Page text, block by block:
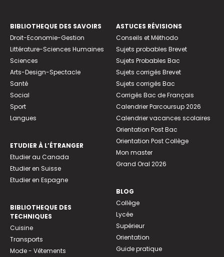
BIBLIOTHEQUE DES SAVOIRS
Droit-Economie-Gestion
Littérature-Sciences Humaines
Sciences
Arts-Design-Spectacle
Santé
Social
Sport
Langues
ETUDIER À L’ÉTRANGER
Etudier au Canada
Etudier en Suisse
Etudier en Espagne
BIBLIOTHEQUE DES
TECHNIQUES
Cuisine
Transports
Mode - Vêtements
ASTUCES RÉVISIONS
Conseils et Méthodo
Sujets probables Brevet
Sujets Probables Bac
Sujets corrigés Brevet
Sujets corrigés Bac
Corrigés Bac de Français
Calendrier Parcoursup 2026
Calendrier vacances scolaires
Orientation Post Bac
Orientation Post Collège
Mon master
Grand Oral 2026
BLOG
Collège
Lycée
Supérieur
Orientation
Guide pratique